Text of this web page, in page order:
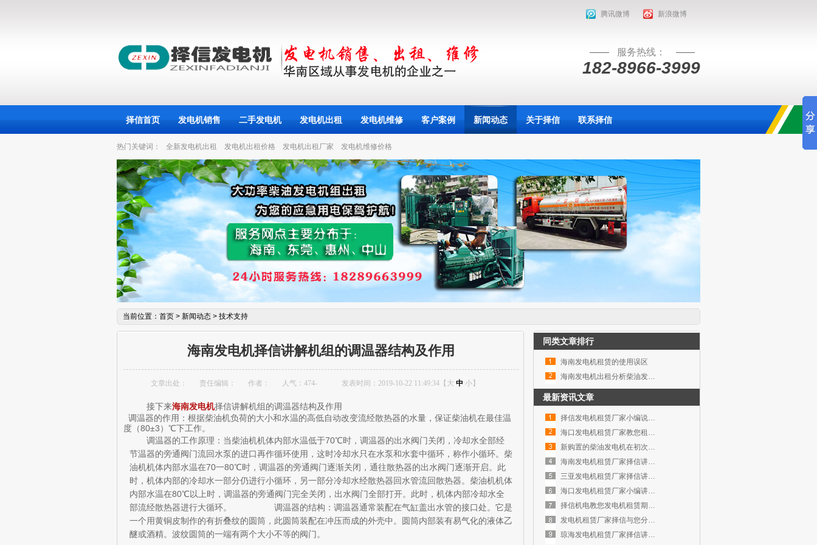
腾讯微博 新浪微博
服务热线：
182-8966-3999
择信首页 发电机销售 二手发电机 发电机出租 发电机维修 客户案例 新闻动态 关于择信 联系择信
热门关键词： 全新发电机出租 发电机出租价格 发电机出租厂家 发电机维修价格
当前位置： 首页 > 新闻动态 > 技术支持
海南发电机择信讲解机组的调温器结构及作用
文章出处： 责任编辑： 作者： 人气： 474- 发表时间：2019-10-22 11:49:34【 大 中 小】
接下来海南发电机择信讲解机组的调温器结构及作用
调温器的作用：根据柴油机负荷的大小和水温的高低自动改变流经散热器的水量，保证柴油机在最佳温
度（80±3）℃下工作。
调温器的工作原理：当柴油机机体内部水温低于70℃时，调温器的出水阀门关闭，冷却水全部经
节温器的旁通阀门流回水泵的进口再作循环使用，这时冷却水只在水泵和水套中循环，称作小循环。柴
油机机体内部水温在70一80℃时，调温器的旁通阀门逐渐关闭，通往散热器的出水阀门逐渐开启。此
时，机体内部的冷却水一部分仍进行小循环，另一部分冷却水经散热器回水管流回散热器。柴油机机体
内部水温在80℃以上时，调温器的旁通阀门完全关闭，出水阀门全部打开。此时，机体内部冷却水全
部流经散热器进行大循环。 调温器的结构：调温器通常装配在气缸盖出水管的接口处。它是
一个用黄铜皮制作的有折叠纹的圆筒，此圆筒装配在冲压而成的外壳中。圆筒内部装有易气化的液体乙
醚或酒精。波纹圆筒的一端有两个大小不等的阀门。
同类文章排行
海南发电机租赁的使用误区
海南发电机出租分析柴油发电机组故
最新资讯文章
择信发电机租赁厂家小编说说发电机
海口发电机租赁厂家教您租赁发电机
新购置的柴油发电机在初次安装调试
海南发电机租赁厂家择信讲讲柴油发
三亚发电机租赁厂家择信讲讲柴油发
海口发电机租赁厂家小编讲讲发电机
择信机电教您发电机租赁期间如何确
发电机租赁厂家择信与您分享发电机
琼海发电机租赁厂家择信讲讲如何应